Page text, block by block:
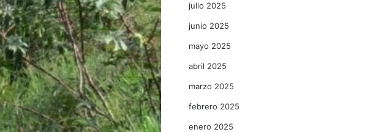
julio 2025
junio 2025
mayo 2025
abril 2025
marzo 2025
febrero 2025
enero 2025